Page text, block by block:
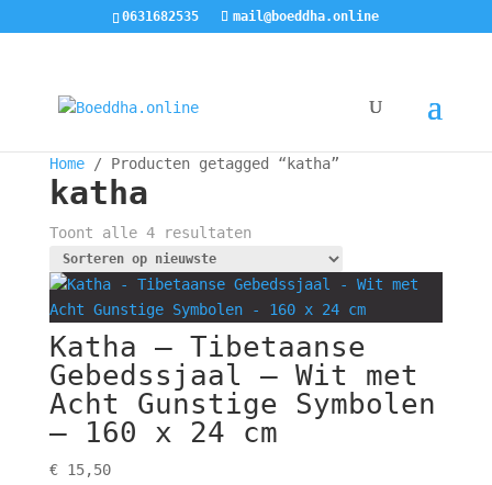
0631682535 mail@boeddha.online
Home/ Producten getagged “katha”
katha
Toont alle 4 resultatenGesorteerd
nieuwste
Katha – Tibetaanse
Gebedssjaal – Wit met
Acht Gunstige Symbolen
– 160 x 24 cm
€15,50